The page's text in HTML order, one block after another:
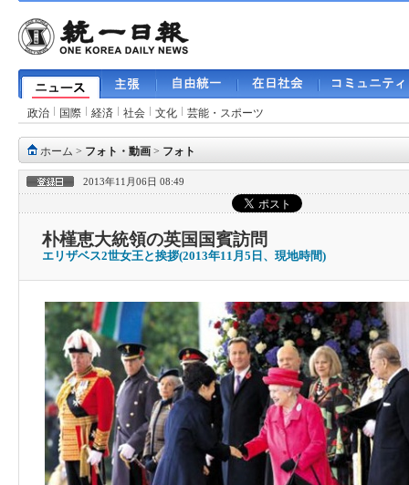
政治 国際 経済 社会 文化 芸能・スポーツ
ホーム > フォト・動画 > フォト
2013年11月06日 08:49
朴槿恵大統領の英国国賓訪問
エリザベス2世女王と挨拶(2013年11月5日、現地時間)